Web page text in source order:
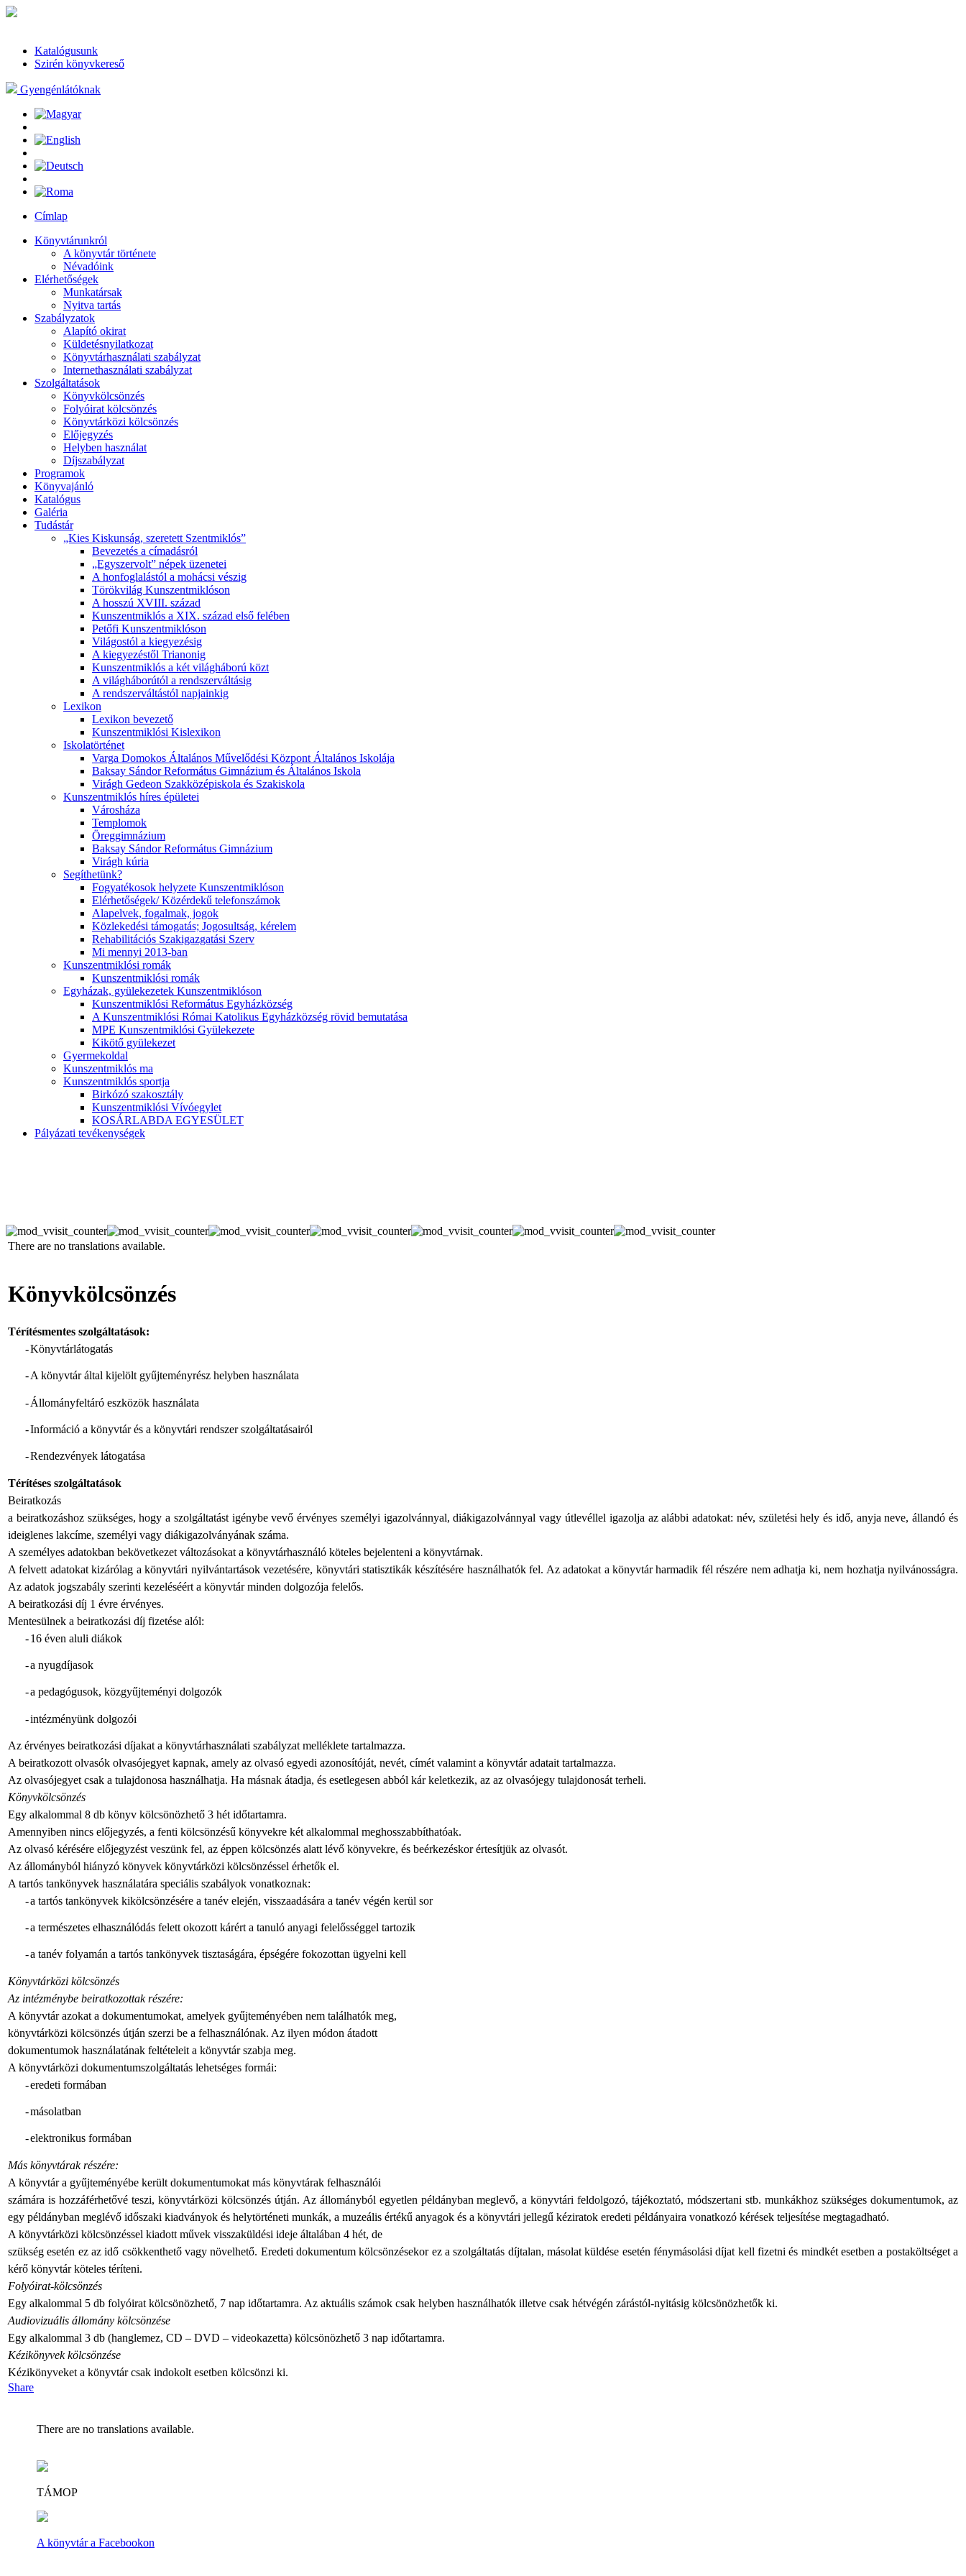
Katalógusunk
Szirén könyvkereső
Gyengénlátóknak
Címlap
Könyvtárunkról
A könyvtár története
Névadóink
Elérhetőségek
Munkatársak
Nyitva tartás
Szabályzatok
Alapító okirat
Küldetésnyilatkozat
Könyvtárhasználati szabályzat
Internethasználati szabályzat
Szolgáltatások
Könyvkölcsönzés
Folyóirat kölcsönzés
Könyvtárközi kölcsönzés
Előjegyzés
Helyben használat
Díjszabályzat
Programok
Könyvajánló
Katalógus
Galéria
Tudástár
„Kies Kiskunság, szeretett Szentmiklós”
Bevezetés a címadásról
„Egyszervolt” népek üzenetei
A honfoglalástól a mohácsi vészig
Törökvilág Kunszentmiklóson
A hosszú XVIII. század
Kunszentmiklós a XIX. század első felében
Petőfi Kunszentmiklóson
Világostól a kiegyezésig
A kiegyezéstől Trianonig
Kunszentmiklós a két világháború közt
A világháborútól a rendszerváltásig
A rendszerváltástól napjainkig
Lexikon
Lexikon bevezető
Kunszentmiklósi Kislexikon
Iskolatörténet
Varga Domokos Általános Művelődési Központ Általános Iskolája
Baksay Sándor Református Gimnázium és Általános Iskola
Virágh Gedeon Szakközépiskola és Szakiskola
Kunszentmiklós híres épületei
Városháza
Templomok
Öreggimnázium
Baksay Sándor Református Gimnázium
Virágh kúria
Segíthetünk?
Fogyatékosok helyzete Kunszentmiklóson
Elérhetőségek/ Közérdekű telefonszámok
Alapelvek, fogalmak, jogok
Közlekedési támogatás; Jogosultság, kérelem
Rehabilitációs Szakigazgatási Szerv
Mi mennyi 2013-ban
Kunszentmiklósi romák
Kunszentmiklósi romák
Egyházak, gyülekezetek Kunszentmiklóson
Kunszentmiklósi Református Egyházközség
A Kunszentmiklósi Római Katolikus Egyházközség rövid bemutatása
MPE Kunszentmiklósi Gyülekezete
Kikötő gyülekezet
Gyermekoldal
Kunszentmiklós ma
Kunszentmiklós sportja
Birkózó szakosztály
Kunszentmiklósi Vívóegylet
KOSÁRLABDA EGYESÜLET
Pályázati tevékenységek
There are no translations available.
Könyvkölcsönzés
Térítésmentes szolgáltatások:
-Könyvtárlátogatás
-A könyvtár által kijelölt gyűjteményrész helyben használata
-Állományfeltáró eszközök használata
-Információ a könyvtár és a könyvtári rendszer szolgáltatásairól
-Rendezvények látogatása
Térítéses szolgáltatások
Beiratkozás
a beiratkozáshoz szükséges, hogy a szolgáltatást igénybe vevő érvényes személyi igazolvánnyal, diákigazolvánnyal vagy útlevéllel igazolja az alábbi adatokat: név, születési hely és idő, anyja neve, állandó és
ideiglenes lakcíme, személyi vagy diákigazolványának száma.
A személyes adatokban bekövetkezet változásokat a könyvtárhasználó köteles bejelenteni a könyvtárnak.
A felvett adatokat kizárólag a könyvtári nyilvántartások vezetésére, könyvtári statisztikák készítésére használhatók fel. Az adatokat a könyvtár harmadik fél részére nem adhatja ki, nem hozhatja nyilvánosságra.
Az adatok jogszabály szerinti kezeléséért a könyvtár minden dolgozója felelős.
A beiratkozási díj 1 évre érvényes.
Mentesülnek a beiratkozási díj fizetése alól:
-16 éven aluli diákok
-a nyugdíjasok
-a pedagógusok, közgyűjteményi dolgozók
-intézményünk dolgozói
Az érvényes beiratkozási díjakat a könyvtárhasználati szabályzat melléklete tartalmazza.
A beiratkozott olvasók olvasójegyet kapnak, amely az olvasó egyedi azonosítóját, nevét, címét valamint a könyvtár adatait tartalmazza.
Az olvasójegyet csak a tulajdonosa használhatja. Ha másnak átadja, és esetlegesen abból kár keletkezik, az az olvasójegy tulajdonosát terheli.
Könyvkölcsönzés
Egy alkalommal 8 db könyv kölcsönözhető 3 hét időtartamra.
Amennyiben nincs előjegyzés, a fenti kölcsönzésű könyvekre két alkalommal meghosszabbíthatóak.
Az olvasó kérésére előjegyzést veszünk fel, az éppen kölcsönzés alatt lévő könyvekre, és beérkezéskor értesítjük az olvasót.
Az állományból hiányzó könyvek könyvtárközi kölcsönzéssel érhetők el.
A tartós tankönyvek használatára speciális szabályok vonatkoznak:
-a tartós tankönyvek kikölcsönzésére a tanév elején, visszaadására a tanév végén kerül sor
-a természetes elhasználódás felett okozott kárért a tanuló anyagi felelősséggel tartozik
-a tanév folyamán a tartós tankönyvek tisztaságára, épségére fokozottan ügyelni kell
Könyvtárközi kölcsönzés
Az intézménybe beiratkozottak részére:
A könyvtár azokat a dokumentumokat, amelyek gyűjteményében nem találhatók meg,
könyvtárközi kölcsönzés útján szerzi be a felhasználónak. Az ilyen módon átadott
dokumentumok használatának feltételeit a könyvtár szabja meg.
A könyvtárközi dokumentumszolgáltatás lehetséges formái:
-eredeti formában
-másolatban
-elektronikus formában
Más könyvtárak részére:
A könyvtár a gyűjteményébe került dokumentumokat más könyvtárak felhasználói
számára is hozzáférhetővé teszi, könyvtárközi kölcsönzés útján. Az állományból egyetlen példányban meglevő, a könyvtári feldolgozó, tájékoztató, módszertani stb. munkákhoz szükséges dokumentumok, az
egy példányban meglévő időszaki kiadványok és helytörténeti munkák, a muzeális értékű anyagok és a könyvtári jellegű kéziratok eredeti példányaira vonatkozó kérések teljesítése megtagadható.
A könyvtárközi kölcsönzéssel kiadott művek visszaküldési ideje általában 4 hét, de
szükség esetén ez az idő csökkenthető vagy növelhető. Eredeti dokumentum kölcsönzésekor ez a szolgáltatás díjtalan, másolat küldése esetén fénymásolási díjat kell fizetni és mindkét esetben a postaköltséget a
kérő könyvtár köteles téríteni.
Folyóirat-kölcsönzés
Egy alkalommal 5 db folyóirat kölcsönözhető, 7 nap időtartamra. Az aktuális számok csak helyben használhatók illetve csak hétvégén zárástól-nyitásig kölcsönözhetők ki.
Audiovizuális állomány kölcsönzése
Egy alkalommal 3 db (hanglemez, CD – DVD – videokazetta) kölcsönözhető 3 nap időtartamra.
Kézikönyvek kölcsönzése
Kézikönyveket a könyvtár csak indokolt esetben kölcsönzi ki.
Share
There are no translations available.
TÁMOP
A könyvtár a Facebookon